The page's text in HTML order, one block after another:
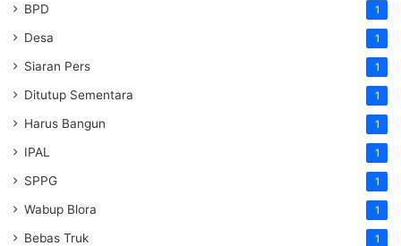
BPD 1
Desa 1
Siaran Pers 1
Ditutup Sementara 1
Harus Bangun 1
IPAL 1
SPPG 1
Wabup Blora 1
Bebas Truk 1